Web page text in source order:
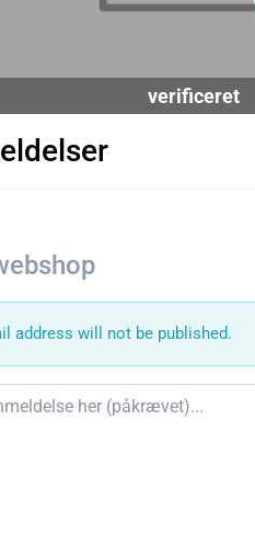
verificeret
address will not be published.